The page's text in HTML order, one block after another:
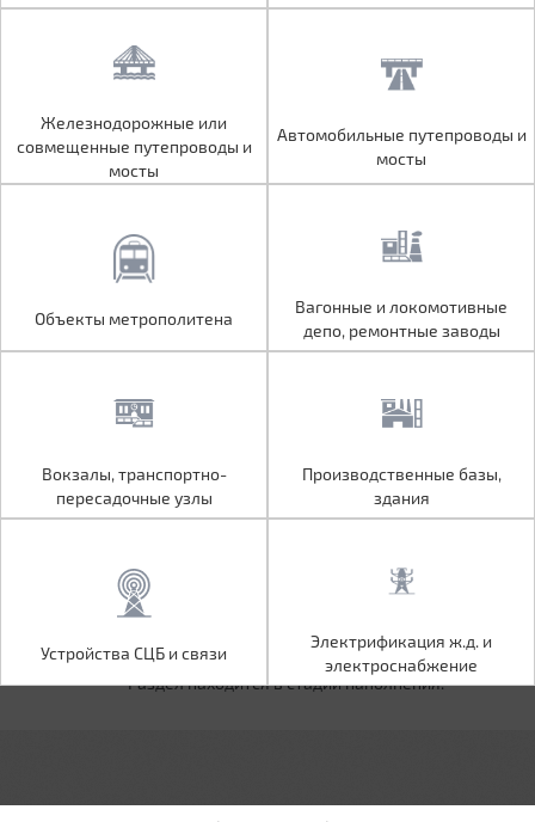
Железнодорожные или
совмещенные путепроводы и
мосты
Автомобильные путепроводы и
мосты
Вагонные и локомотивные
Вокзалы, транспортно-
пересадочные узлы
Производственные базы,
Электрификация ж.д. и
электроснабжение
Железнодорожные или
совмещенные путепроводы и
мосты
Автомобильные путепроводы и
мосты
Объекты метрополитена
Вагонные и локомотивные
депо, ремонтные заводы
Вокзалы, транспортно-
пересадочные узлы
Производственные базы,
здания
Устройства СЦБ и связи
Электрификация ж.д. и
электроснабжение
Раздел находится в стадии наполнения.